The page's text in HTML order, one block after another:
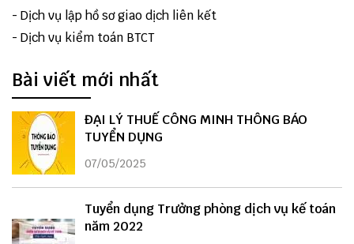
- Dịch vụ lập hồ sơ giao dịch liên kết
- Dịch vụ kiểm toán BTCT
Bài viết mới nhất
ĐẠI LÝ THUẾ CÔNG MINH THÔNG BÁO
TUYỂN DỤNG
07/05/2025
Tuyển dụng Trưởng phòng dịch vụ kế toán
năm 2022